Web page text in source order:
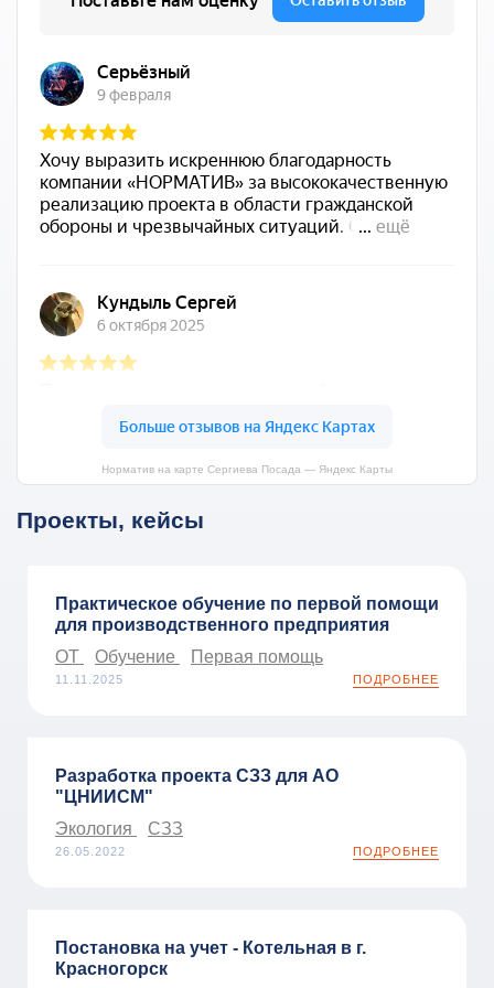
Норматив на карте Сергиева Посада — Яндекс Карты
Проекты, кейсы
Практическое обучение по первой помощи
для производственного предприятия
ОТ
Обучение Первая помощь
11.11.2025 ПОДРОБНЕЕ
Разработка проекта СЗЗ для АО
"ЦНИИСМ"
Экология
СЗЗ
26.05.2022 ПОДРОБНЕЕ
Постановка на учет - Котельная в г.
Красногорск